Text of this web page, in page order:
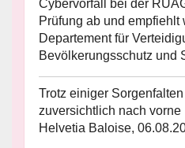
Cybervorfall bei der
Prüfung ab und empfiehlt
Departement für
Bevölkerungsschutz und
Trotz einiger
zuversichtlich nach vorne
Helvetia Baloise,